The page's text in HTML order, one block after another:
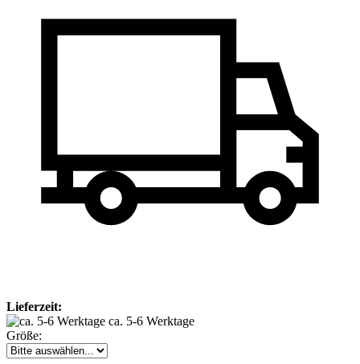
Lieferzeit:
ca. 5-6 Werktage
Größe: